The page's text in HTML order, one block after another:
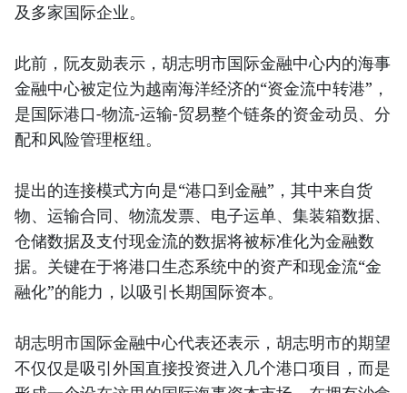
及多家国际企业。
此前，阮友勋表示，胡志明市国际金融中心内的海事
金融中心被定位为越南海洋经济的“资金流中转港”，
是国际港口-物流-运输-贸易整个链条的资金动员、分
配和风险管理枢纽。
提出的连接模式方向是“港口到金融”，其中来自货
物、运输合同、物流发票、电子运单、集装箱数据、
仓储数据及支付现金流的数据将被标准化为金融数
据。关键在于将港口生态系统中的资产和现金流“金
融化”的能力，以吸引长期国际资本。
胡志明市国际金融中心代表还表示，胡志明市的期望
不仅仅是吸引外国直接投资进入几个港口项目，而是